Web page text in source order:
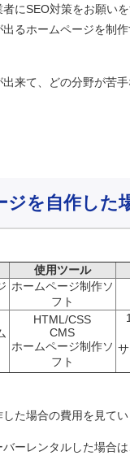
にSEO対策をお願い
出るホームページを制
出来て、どの分野が苦
ジを自作した
使用ツール
ホームページ制作ソ
フト
HTML/CSS
CMS
ホームページ制作ソ
フト
た場合の費用を見てい
ーレンタルした場合